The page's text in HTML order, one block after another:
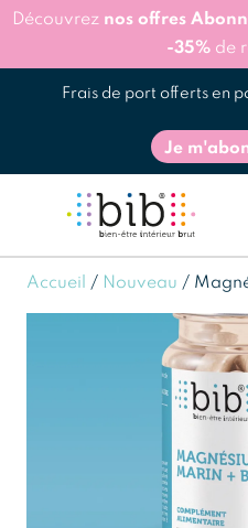
Découvrez nos offres
-35% de
Frais de port offerts en
Je
Accueil / Nouveau /